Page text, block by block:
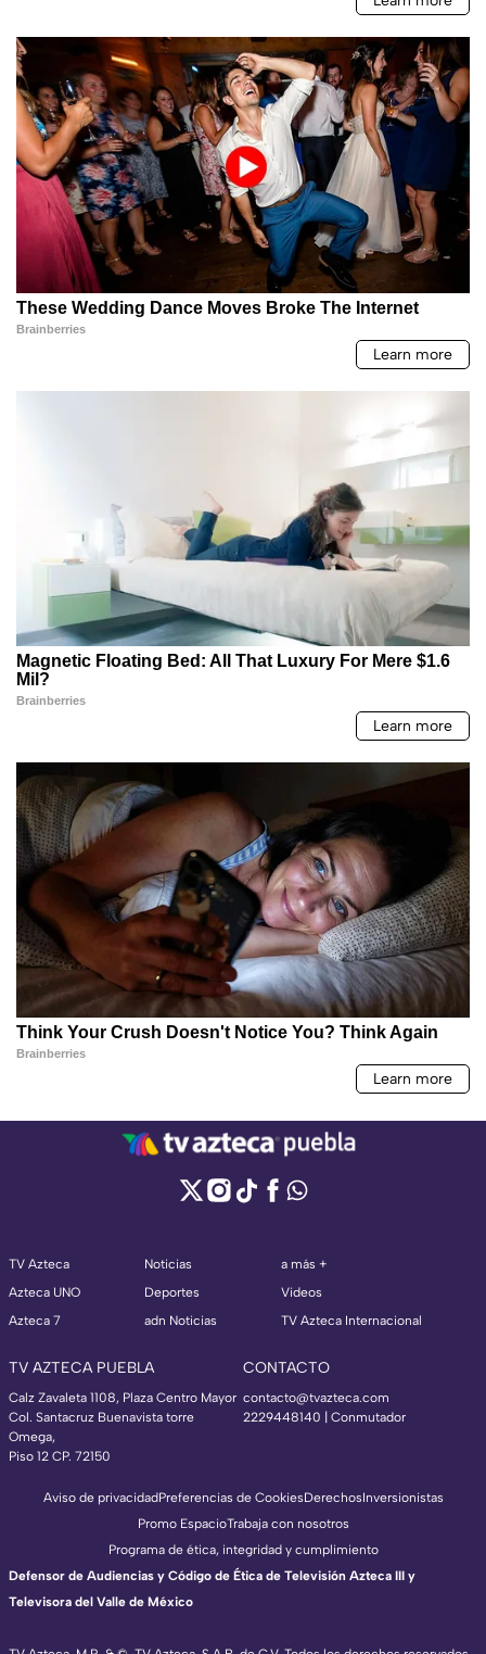
TV Azteca
Azteca UNO
Azteca 7
Noticias
Deportes
adn Noticias
a más +
Videos
TV Azteca Internacional
TV AZTECA PUEBLA
Calz Zavaleta 1108, Plaza Centro Mayor
Col. Santacruz Buenavista torre
Omega,
Piso 12 CP. 72150
CONTACTO
contacto@tvazteca.com
2229448140 | Conmutador
Aviso de privacidadPreferencias de CookiesDerechosInversionistas
Promo EspacioTrabaja con nosotros
Programa de ética, integridad y cumplimiento
Defensor de Audiencias y Código de Ética de Televisión Azteca III y
Televisora del Valle de México